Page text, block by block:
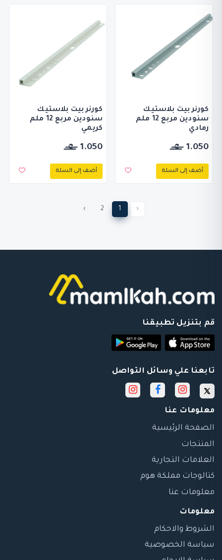
كورنر بيت بلاستيك
سنودين مربع 12 ملم
رمادي
1.050
أضف إلى السلة
كورنر بيت بلاستيك
سنودين مربع 12 ملم
كريمي
1.050
أضف إلى السلة
‹
1
2
›
قم بتنزيل تطبيقنا
تابعنا علي وسائل التواصل
معلومات عنا
الصفحة الرئيسية
المنتجات
العلامات التجارية
كتالوجات مملكة هوم
معلومات عنا
معلومات
الشروط والاحكام
سياسة الخصوصية